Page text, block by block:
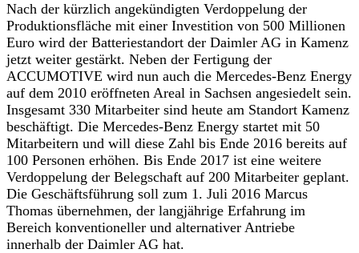
Nach der kürzlich angekündigten Verdoppelung der
Produktionsfläche mit einer Investition von 500 Millionen
Euro wird der Batteriestandort der Daimler AG in Kamenz
jetzt weiter gestärkt. Neben der Fertigung der
ACCUMOTIVE wird nun auch die Mercedes-Benz Energy
auf dem 2010 eröffneten Areal in Sachsen angesiedelt sein.
Insgesamt 330 Mitarbeiter sind heute am Standort Kamenz
beschäftigt. Die Mercedes-Benz Energy startet mit 50
Mitarbeitern und will diese Zahl bis Ende 2016 bereits auf
100 Personen erhöhen. Bis Ende 2017 ist eine weitere
Verdoppelung der Belegschaft auf 200 Mitarbeiter geplant.
Die Geschäftsführung soll zum 1. Juli 2016 Marcus
Thomas übernehmen, der langjährige Erfahrung im
Bereich konventioneller und alternativer Antriebe
innerhalb der Daimler AG hat.